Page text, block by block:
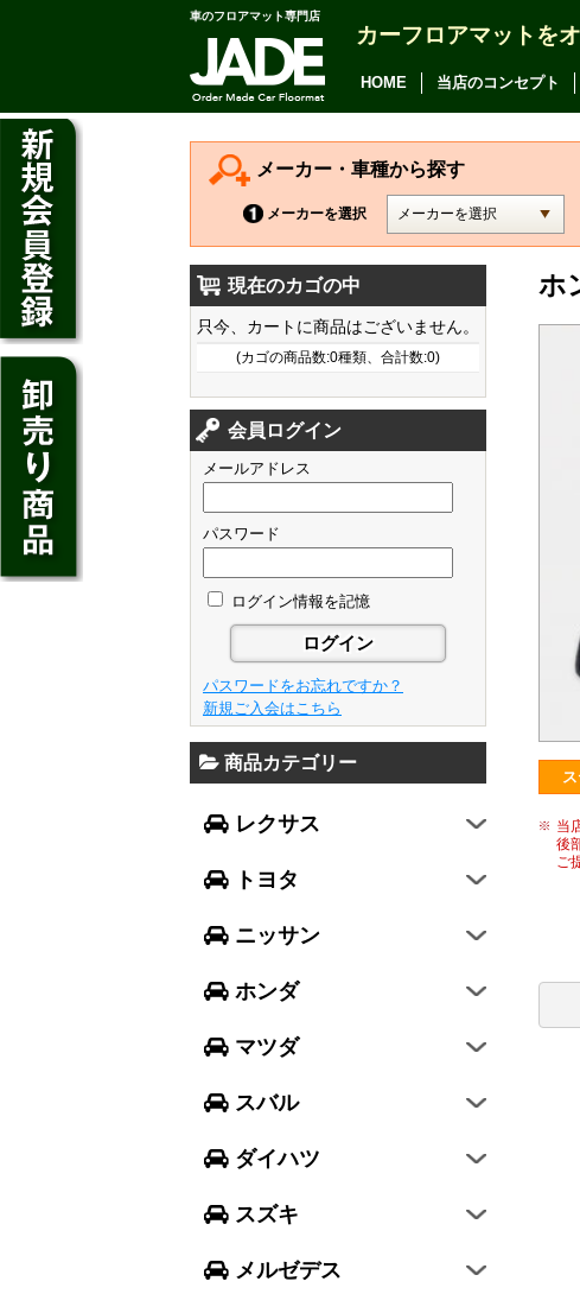
車のフロアマット専門店
カーフロアマットを
HOME 当店のコンセプト
メーカー・車種から探す
メーカーを選択
ホ
当
後
ご
現在のカゴの中
只今、カートに商品はございません。
(カゴの商品数:0種類、合計数:0)
会員ログイン
メールアドレス
パスワード
ログイン情報を記憶
パスワードをお忘れですか？
新規ご入会はこちら
商品カテゴリー
レクサス
CT200h
HS250h
GS
GS F
NX
RX
LX570
RC
LC
トヨタ
アルファード
ヴェルファイア
カムリ
カローラ アクシオ
プレミオ
プリウス
SAI
クラウン アスリート
クラウン マジェスタ
クラウン ロイヤル
アベンシス
カローラ フィールダー
プリウスα
FJクルーザー
CH-R
ハリアー
86
ニッサン
デイズ
デイズ ルークス
ジューク
ノート
キューブ
セレナ
エルグランド
エクストレイル
ティアナ
スカイライン
GT-R
ホンダ
フィット
シャトル
ジェイド
フリード
N-ONE
N-BOX
N-BOX SLASH
N-BOX+
N-WGN
グレイス
ヴェゼル
マツダ
フレア
フレアワゴン
フレアクロスオーバー
キャロル
デミオ
アクセラ スポーツ
アテンザ ワゴン
CX-3
ビアンテ
スバル
レガシィ B4
レガシィ アウトバック
WRX S4
インプレッサ スポーツ
インプレッサ G4
エクシーガ クロスオーバー7
ダイハツ
ミラ イース
ミラ
ミラ ココア
ムーヴ キャンバス
タント
トール
スズキ
スペーシア
ハスラー
エヴリィワゴン
スイフト
ジムニー シエラ
メルゼデス
Aクラス
GLCクラス